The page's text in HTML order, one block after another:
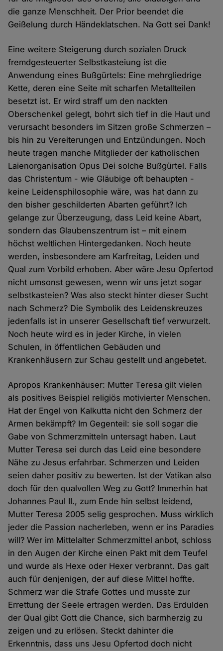
die ganze Menschheit. Der Prior beendet die
Geißelung durch Händeklatschen. Na Gott sei Dank!
Eine weitere Steigerung durch sozialen Druck
fremdgesteuerter Selbstkasteiung ist die
Anwendung eines Bußgürtels: Eine mehrgliedrige
Kette, deren eine Seite mit scharfen Metallteilen
besetzt ist. Er wird straff um den nackten
Oberschenkel gelegt, bohrt sich tief in die Haut und
verursacht besonders im Sitzen große Schmerzen –
bis hin zu Vereiterungen und Entzündungen. Noch
heute tragen manche Mitglieder der katholischen
Laienorganisation Opus Dei solche Bußgürtel. Falls
das Christentum - wie Gläubige oft behaupten -
keine Leidensphilosophie wäre, was hat dann zu
den bisher geschilderten Abarten geführt? Ich
gelange zur Überzeugung, dass Leid keine Abart,
sondern das Glaubenszentrum ist – mit einem
höchst weltlichen Hintergedanken. Noch heute
werden, insbesondere am Karfreitag, Leiden und
Qual zum Vorbild erhoben. Aber wäre Jesu Opfertod
nicht umsonst gewesen, wenn wir uns jetzt sogar
selbstkasteien? Was also steckt hinter dieser Sucht
nach Schmerz? Die Symbolik des Leidenskreuzes
jedenfalls ist in unserer Gesellschaft tief verwurzelt.
Noch heute wird es in jeder Kirche, in vielen
Schulen, in öffentlichen Gebäuden und
Krankenhäusern zur Schau gestellt und angebetet.
Apropos Krankenhäuser: Mutter Teresa gilt vielen
als positives Beispiel religiös motivierter Menschen.
Hat der Engel von Kalkutta nicht den Schmerz der
Armen bekämpft? Im Gegenteil: sie soll sogar die
Gabe von Schmerzmitteln untersagt haben. Laut
Mutter Teresa sei durch das Leid eine besondere
Nähe zu Jesus erfahrbar. Schmerzen und Leiden
seien daher positiv zu bewerten. Ist der Vatikan also
doch für den qualvollen Weg zu Gott? Immerhin hat
Johannes Paul II., zum Ende hin selbst leidend,
Mutter Teresa 2005 selig gesprochen. Muss wirklich
jeder die Passion nacherleben, wenn er ins Paradies
will? Wer im Mittelalter Schmerzmittel anbot, schloss
in den Augen der Kirche einen Pakt mit dem Teufel
und wurde als Hexe oder Hexer verbrannt. Das galt
auch für denjenigen, der auf diese Mittel hoffte.
Schmerz war die Strafe Gottes und musste zur
Errettung der Seele ertragen werden. Das Erdulden
der Qual gibt Gott die Chance, sich barmherzig zu
zeigen und zu erlösen. Steckt dahinter die
Erkenntnis, dass uns Jesu Opfertod doch nicht